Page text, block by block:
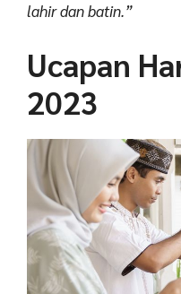
lahir dan batin.”
Ucapan
2023